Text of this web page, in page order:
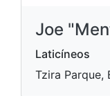
Joe
Laticíneos
Tzira Parque,